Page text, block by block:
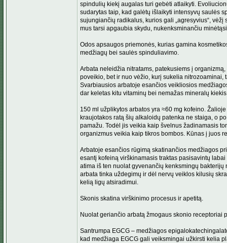
spindulių kiekį augalas turi gebėti atlaikyti.
sudarytas taip, kad galėtų išlaikyti intensyvų saulės
sujungiančių radikalus, kurios gali „agresyvius“,
mus tarsi apgaubia skydu, nukenksminančiu
Odos apsaugos priemonės, kurias gamina
medžiagų bei saulės spinduliavimo.
Arbata neleidžia nitratams, patekusiems į
poveikio, bet ir nuo vėžio, kurį sukelia nitrozoaminai,
Svarbiausios arbatoje esančios veikliosios
dar keletas kitu vitaminų bei nemažas mineralų
150 ml užplikytos arbatos yra ≈60 mg kofeino.
kraujotakos ratą šių alkaloidų patenka ne staiga, o
pamažu. Todėl jis veikia kaip švelnus žadinamasis
organizmus veikia kaip tikros bombos. Kūnas į juos
Arbatoje esančios rūgimą skatinančios medžiagos
esantį kofeiną virškinamasis traktas pasisavintų
atima iš ten nuolat gyvenančių kenksmingų
arbata tinka uždegimų ir dėl nervų veiklos kilusių
kelią ligų atsiradimui.
Skonis skatina virškinimo procesus ir apetitą.
Nuolat geriančio arbatą žmogaus skonio
Santrumpa EGCG – medžiagos
kad medžiaga EGCG gali veiksmingai užkirsti kelia